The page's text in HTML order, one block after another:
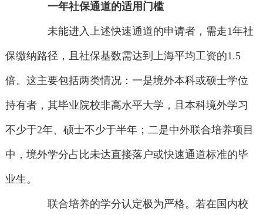
一年社保通道的适用门槛
未能进入上述快速通道的申请者，需走1年社
保缴纳路径，且社保基数需达到上海平均工资的1.5
倍。这主要包括两类情况：一是境外本科或硕士学位
持有者，其毕业院校非高水平大学，且本科境外学习
不少于2年、硕士不少于半年；二是中外联合培养项目
中，境外学分占比未达直接落户或快速通道标准的毕
业生。
联合培养的学分认定极为严格。若在国内校